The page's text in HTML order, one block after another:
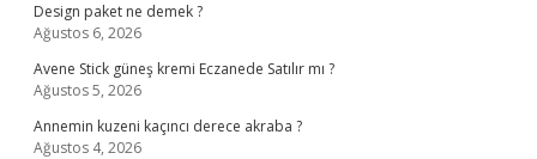
Design paket ne demek ?
Ağustos 6, 2026
Avene Stick güneş kremi Eczanede Satılır mı ?
Ağustos 5, 2026
Annemin kuzeni kaçıncı derece akraba ?
Ağustos 4, 2026